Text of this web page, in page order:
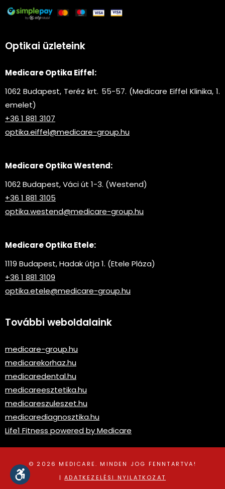
Optikai üzleteink
Medicare Optika Eiffel:
1062 Budapest, Teréz krt. 55-57. (Medicare Eiffel Klinika, 1.
emelet)
+36 1 881 3107
optika.eiffel@medicare-group.hu
Medicare Optika Westend:
1062 Budapest, Váci út 1-3. (Westend)
+36 1 881 3105
optika.westend@medicare-group.hu
Medicare Optika Etele:
1119 Budapest, Hadak útja 1. (Etele Pláza)
+36 1 881 3109
optika.etele@medicare-group.hu
További weboldalaink
medicare-group.hu
medicarekorhaz.hu
medicaredental.hu
medicareesztetika.hu
medicareszuleszet.hu
medicarediagnosztika.hu
Life1 Fitness powered by Medicare
© 2026 MEDICARE. MINDEN JOG FENNTARTVA!
|ADATKEZELÉSI NYILATKOZAT